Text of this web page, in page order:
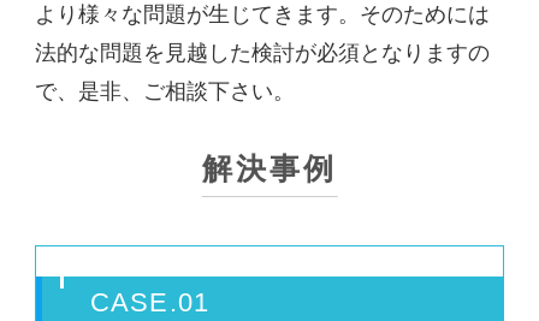
より様々な問題が生じてきます。そのためには
法的な問題を見越した検討が必須となりますの
で、是非、ご相談下さい。
解決事例
CASE.01